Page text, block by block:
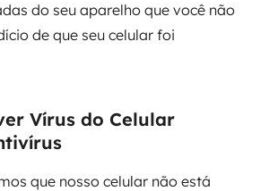
do seu aparelho que você não
de que seu celular foi
Vírus do Celular
que nosso celular não está